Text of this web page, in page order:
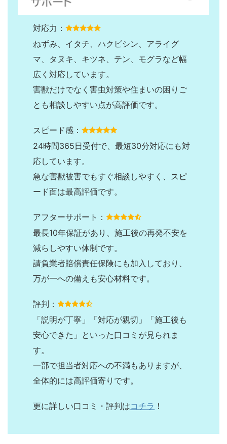
対応力：
ねずみ、イタチ、ハクビシン、アライグ
マ、タヌキ、キツネ、テン、モグラなど幅
広く対応しています。
害獣だけでなく害虫対策や住まいの困りご
とも相談しやすい点が高評価です。
スピード感：
24時間365日受付で、最短30分対応にも対
応しています。
急な害獣被害でもすぐ相談しやすく、スピ
ード面は最高評価です。
アフターサポート：
最長10年保証があり、施工後の再発不安を
減らしやすい体制です。
請負業者賠償責任保険にも加入しており、
万が一への備えも安心材料です。
評判：
「説明が丁寧」「対応が親切」「施工後も
安心できた」といった口コミが見られま
す。
一部で担当者対応への不満もありますが、
全体的には高評価寄りです。
更に詳しい口コミ・評判はコチラ ！